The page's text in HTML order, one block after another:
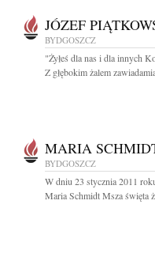
JÓZEF
BYDGOSZCZ
"Żyłeś dla nas i dla innych
Z głębokim żalem
MARIA
BYDGOSZCZ
W dniu 23 stycznia 2011
Maria Schmidt Msza święta